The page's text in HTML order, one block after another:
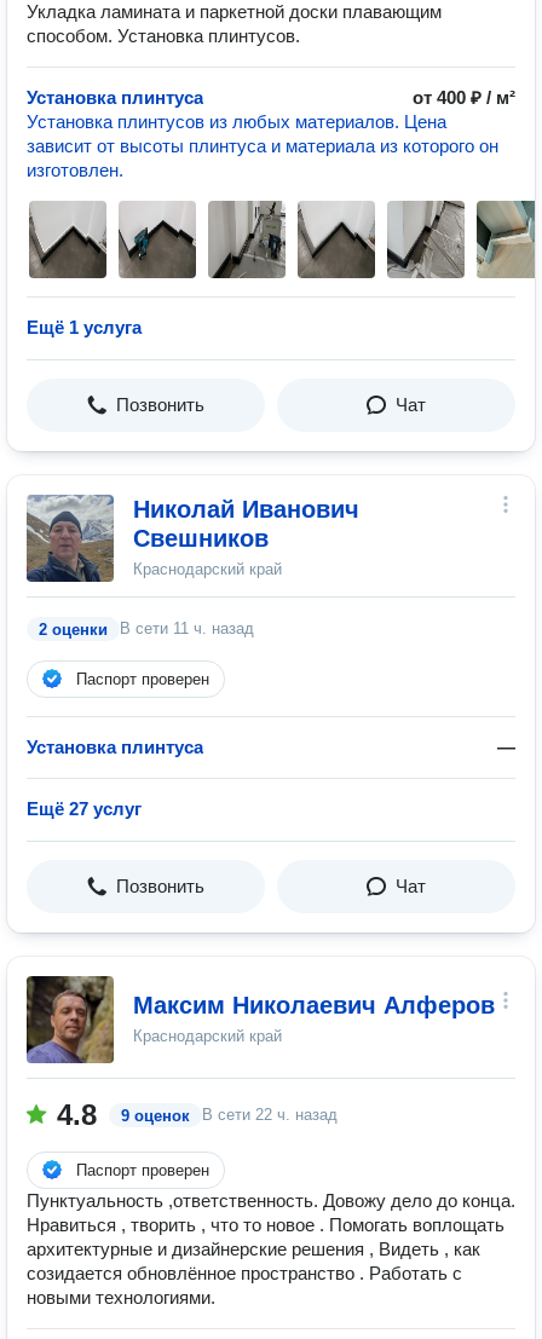
Укладка ламината и паркетной доски плавающим
способом. Установка плинтусов.
Установка плинтуса
от 400 ₽ / м²
Установка плинтусов из любых материалов. Цена
зависит от высоты плинтуса и материала из которого он
изготовлен.
Ещё 1 услуга
Позвонить Чат
Николай Иванович
Свешников
Краснодарский край
2 оценки В сети 11 ч. назад
Паспорт проверен
Установка плинтуса —
Ещё 27 услуг
Позвонить Чат
Максим Николаевич Алферов
Краснодарский край
4.8 9 оценок В сети 22 ч. назад
Паспорт проверен
Пунктуальность ,ответственность. Довожу дело до конца.
Нравиться , творить , что то новое . Помогать воплощать
архитектурные и дизайнерские решения , Видеть , как
созидается обновлённое пространство . Работать с
новыми технологиями.